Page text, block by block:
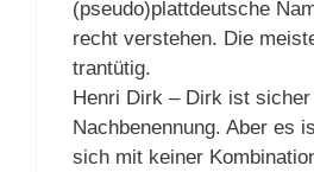
(pseudo)plattdeutsche
recht verstehen. Die
trantütig.
Henri Dirk – Dirk ist sicher
Nachbenennung. Aber es
sich mit keiner